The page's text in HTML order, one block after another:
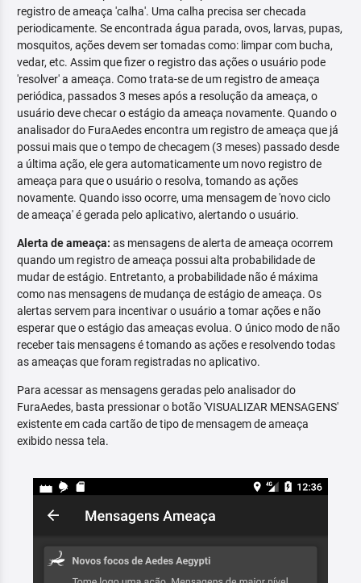
registro de ameaça 'calha'. Uma calha precisa ser checada
periodicamente. Se encontrada água parada, ovos, larvas, pupas,
mosquitos, ações devem ser tomadas como: limpar com bucha,
vedar, etc. Assim que fizer o registro das ações o usuário pode
'resolver' a ameaça. Como trata-se de um registro de ameaça
periódica, passados 3 meses após a resolução da ameaça, o
usuário deve checar o estágio da ameaça novamente. Quando o
analisador do FuraAedes encontra um registro de ameaça que já
possui mais que o tempo de checagem (3 meses) passado desde
a última ação, ele gera automaticamente um novo registro de
ameaça para que o usuário o resolva, tomando as ações
novamente. Quando isso ocorre, uma mensagem de 'novo ciclo
de ameaça' é gerada pelo aplicativo, alertando o usuário.
Alerta de ameaça: as mensagens de alerta de ameaça ocorrem
quando um registro de ameaça possui alta probabilidade de
mudar de estágio. Entretanto, a probabilidade não é máxima
como nas mensagens de mudança de estágio de ameaça. Os
alertas servem para incentivar o usuário a tomar ações e não
esperar que o estágio das ameaças evolua. O único modo de não
receber tais mensagens é tomando as ações e resolvendo todas
as ameaças que foram registradas no aplicativo.
Para acessar as mensagens geradas pelo analisador do
FuraAedes, basta pressionar o botão 'VISUALIZAR MENSAGENS'
existente em cada cartão de tipo de mensagem de ameaça
exibido nessa tela.